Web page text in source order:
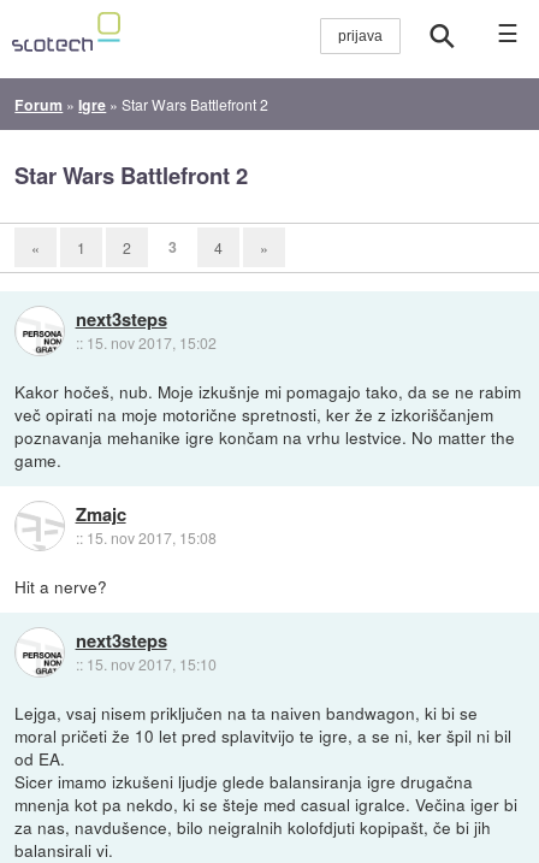
☰
Forum »Igre »Star Wars Battlefront 2
Star Wars Battlefront 2
« 1 2 3 4 »
next3steps
:: 15. nov 2017, 15:02
Kakor hočeš, nub. Moje izkušnje mi pomagajo tako, da se ne rabim
več opirati na moje motorične spretnosti, ker že z izkoriščanjem
poznavanja mehanike igre končam na vrhu lestvice. No matter the
game.
Zmajc
:: 15. nov 2017, 15:08
Hit a nerve?
next3steps
:: 15. nov 2017, 15:10
Lejga, vsaj nisem priključen na ta naiven bandwagon, ki bi se
moral pričeti že 10 let pred splavitvijo te igre, a se ni, ker špil ni bil
od EA.
Sicer imamo izkušeni ljudje glede balansiranja igre drugačna
mnenja kot pa nekdo, ki se šteje med casual igralce. Večina iger bi
za nas, navdušence, bilo neigralnih kolofdjuti kopipašt, če bi jih
balansirali vi.